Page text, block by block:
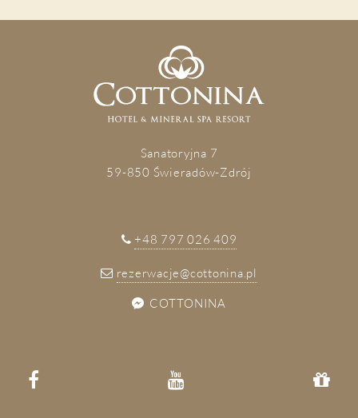
DE EN
REZERWACJA
ZAPISZ SIĘ
Sanatoryjna 7
59-850 Świeradów-Zdrój
+48 797 026 409
rezerwacje@cottonina.pl
COTTONINA